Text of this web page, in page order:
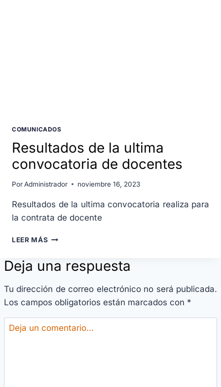
COMUNICADOS
Resultados de la ultima
convocatoria de docentes
PorAdministrador noviembre 16, 2023
Resultados de la ultima convocatoria realiza para
la contrata de docente
LEER MÁS
Deja una respuesta
Tu dirección de correo electrónico no será publicada.
Los campos obligatorios están marcados con *